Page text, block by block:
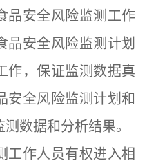
安全风险监测工作
品安全风险监测计划
作，保证监测数据真
安全风险监测计划和
数据和分析结果。
作人员有权进入相